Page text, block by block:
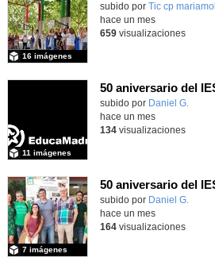
subido por Tic cp
16 imágenes
hace un mes
659visualizaciones
50 aniversario del
subido por Daniel G.
11 imágenes
hace un mes
134visualizaciones
50 aniversario del
subido por Daniel G.
7 imágenes
hace un mes
164visualizaciones